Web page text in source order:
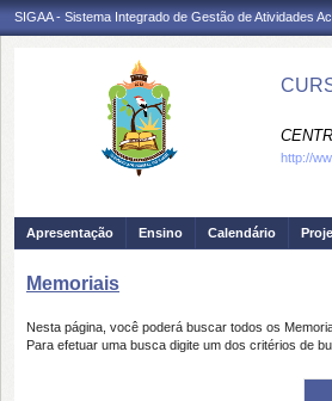
SIGAA - Sistema Integrado de Gestão de Atividades
http://
Apresentação Ensino Calendário
Memoriais
Nesta página, você poderá buscar todos os
Para efetuar uma busca digite um dos critérios de